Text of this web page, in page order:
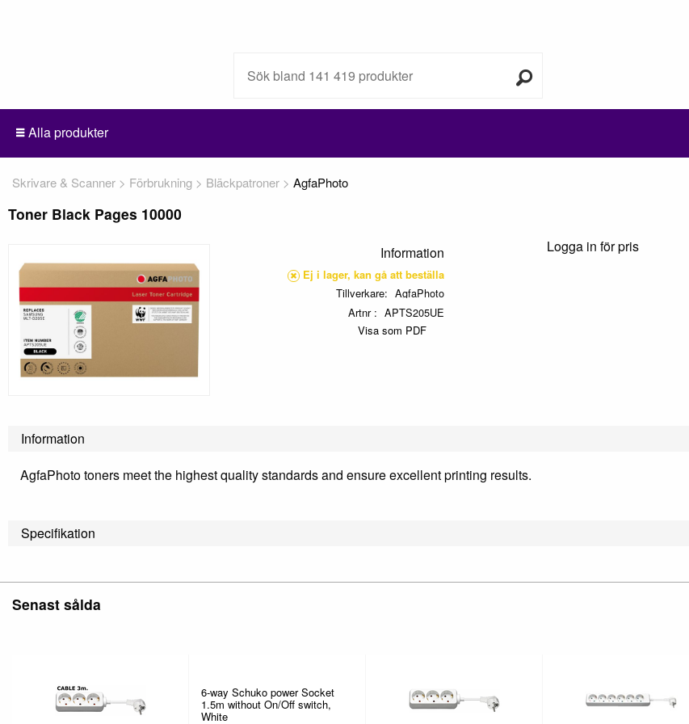
Alla produkter
Skrivare & Scanner Förbrukning Bläckpatroner AgfaPhoto
Toner Black Pages 10000
Information
Ej i lager, kan gå att beställa
Tillverkare
AgfaPhoto
Artnr
APTS205UE
Visa som PDF
Logga in för pris
Information
AgfaPhoto toners meet the highest quality standards and ensure excellent printing results.
Specifikation
Senast sålda
6-way Schuko power Socket
1.5m without On/Off switch,
White